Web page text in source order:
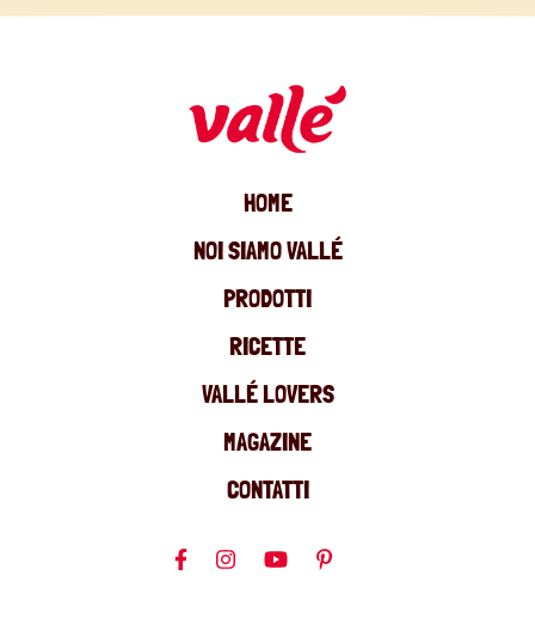
HOME
NOI SIAMO VALLÉ
PRODOTTI
RICETTE
VALLÉ LOVERS
MAGAZINE
CONTATTI